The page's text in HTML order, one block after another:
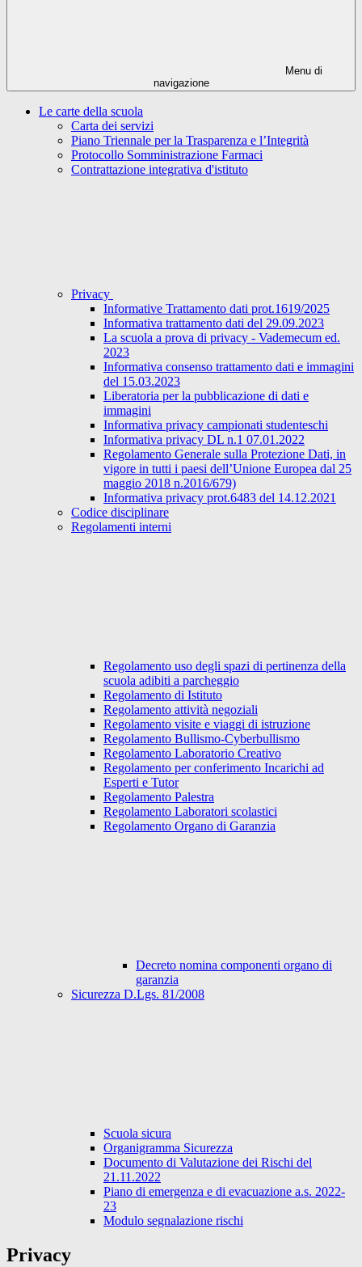
Menu di
navigazione
Le carte della scuola
Carta dei servizi
Piano Triennale per la Trasparenza e l’Integrità
Protocollo Somministrazione Farmaci
Contrattazione integrativa d'istituto
Privacy
Informative Trattamento dati prot.1619/2025
Informativa trattamento dati del 29.09.2023
La scuola a prova di privacy - Vademecum ed.
2023
Informativa consenso trattamento dati e immagini
del 15.03.2023
Liberatoria per la pubblicazione di dati e
immagini
Informativa privacy campionati studenteschi
Informativa privacy DL n.1 07.01.2022
Regolamento Generale sulla Protezione Dati, in
vigore in tutti i paesi dell’Unione Europea dal 25
maggio 2018 n.2016/679)
Informativa privacy prot.6483 del 14.12.2021
Codice disciplinare
Regolamenti interni
Regolamento uso degli spazi di pertinenza della
scuola adibiti a parcheggio
Regolamento di Istituto
Regolamento attività negoziali
Regolamento visite e viaggi di istruzione
Regolamento Bullismo-Cyberbullismo
Regolamento Laboratorio Creativo
Regolamento per conferimento Incarichi ad
Esperti e Tutor
Regolamento Palestra
Regolamento Laboratori scolastici
Regolamento Organo di Garanzia
Decreto nomina componenti organo di
garanzia
Sicurezza D.Lgs. 81/2008
Scuola sicura
Organigramma Sicurezza
Documento di Valutazione dei Rischi del
21.11.2022
Piano di emergenza e di evacuazione a.s. 2022-
23
Modulo segnalazione rischi
Privacy